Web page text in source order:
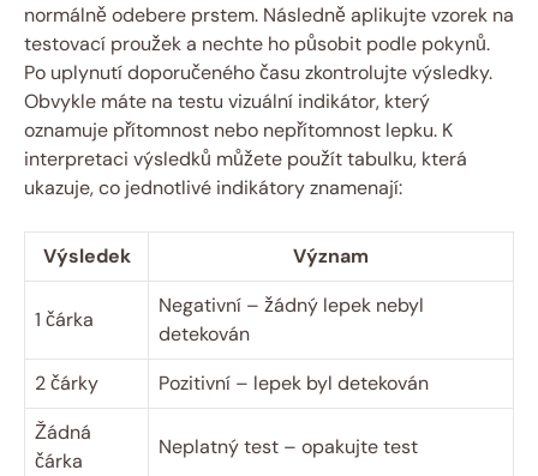
normálně odebere prstem. Následně aplikujte vzorek na​
testovací proužek a ‌nechte ho‌ působit podle pokynů.
Po uplynutí doporučeného času zkontrolujte výsledky.
Obvykle máte na testu vizuální indikátor, který
oznamuje přítomnost nebo nepřítomnost lepku. K⁣
interpretaci⁢ výsledků můžete použít⁣ tabulku, která
ukazuje, co jednotlivé indikátory znamenají:
Výsledek Význam
1⁤ čárka
Negativní –‌ žádný lepek nebyl
detekován
2 čárky
Pozitivní – lepek byl detekován
Žádná
čárka
Neplatný test – opakujte test